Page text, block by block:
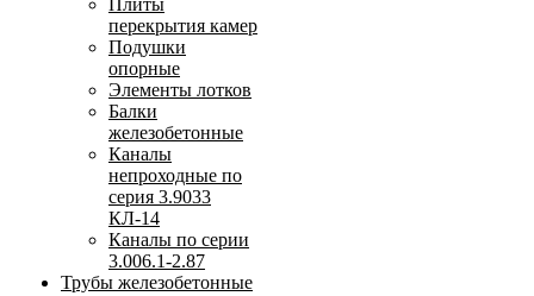
Плиты
перекрытия камер
Подушки
опорные
Элементы лотков
Балки
железобетонные
Каналы
непроходные по
серия 3.9033
КЛ-14
Каналы по серии
3.006.1-2.87
Трубы железобетонные